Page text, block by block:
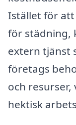
Istället för att
för städning,
extern tjänst
företags
och
hektisk